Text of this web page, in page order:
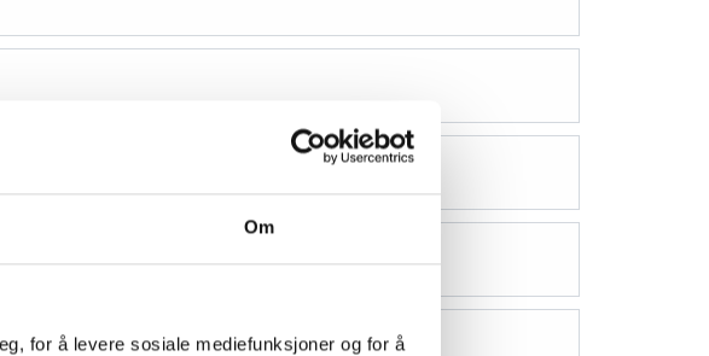
Om
for å levere sosiale mediefunksjoner og for å